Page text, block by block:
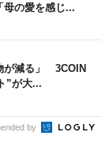
母の愛を感じ...
が減る」 3COIN
”が大...
by